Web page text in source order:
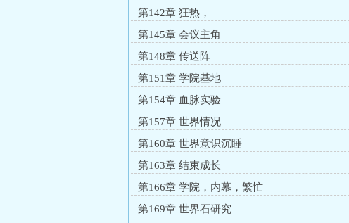
第142章 狂热，
第145章 会议主角
第148章 传送阵
第151章 学院基地
第154章 血脉实验
第157章 世界情况
第160章 世界意识沉睡
第163章 结束成长
第166章 学院，内幕，繁忙
第169章 世界石研究